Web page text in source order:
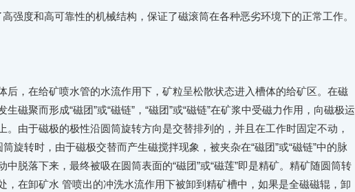
强度和高可靠性的机械结构，保证了磁滚筒在各种恶劣环境下的正常工作。
后，在给矿喷水管的水流作用下，矿粒呈松散状态进入槽体的给矿区。在磁
磁聚而形成“磁团”或“磁链”，“磁团”或“磁链”在矿浆中受磁力作用，向磁极运
。由于磁极的极性沿圆筒旋转方向是交替排列的，并且在工作时固定不动，
筒旋转时，由于磁极交替而产生磁搅拌现象，被夹杂在“磁团”或“磁链”中的脉
中脱落下来，最终被吸在圆筒表面的“磁团”或“磁莲”即是精矿。精矿随圆筒转
，在卸矿水 管喷出的冲洗水流作用下被卸到精矿槽中，如果是全磁磁辊，卸